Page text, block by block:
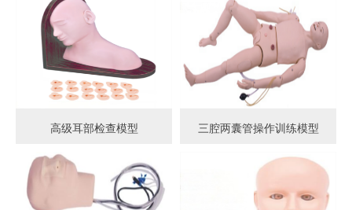
高级耳部检查模型 三腔两囊管操作训练模型